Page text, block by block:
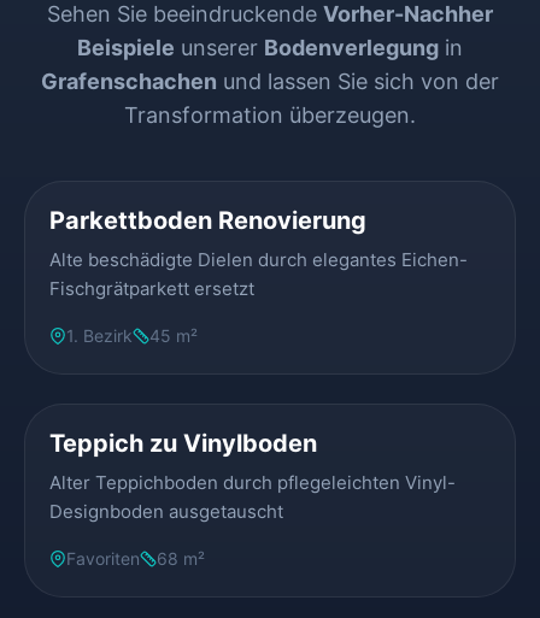
Sehen Sie beeindruckende Vorher-Nachher
Beispiele unserer Bodenverlegung in
Grafenschachen und lassen Sie sich von der
Transformation überzeugen.
Parkettboden Renovierung
Alte beschädigte Dielen durch elegantes Eichen-
Fischgrätparkett ersetzt
1. Bezirk 45 m²
Teppich zu Vinylboden
Alter Teppichboden durch pflegeleichten Vinyl-
Designboden ausgetauscht
Favoriten 68 m²